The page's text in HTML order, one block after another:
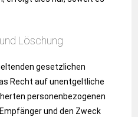
Löschung
gesetzlichen
Recht auf unentgeltliche
personenbezogenen
und den Zweck